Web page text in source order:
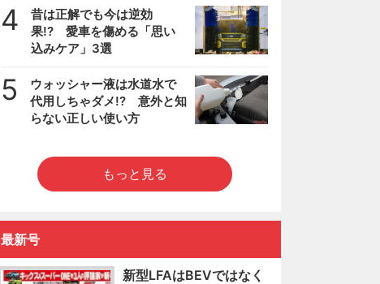
4
昔は正解でも今は逆効
果!? 愛車を傷める「思い
込みケア」3選
5
ウォッシャー液は水道水で
代用しちゃダメ!? 意外と知
らない正しい使い方
もっと見る
最新号
新型LFAはBEVではなく